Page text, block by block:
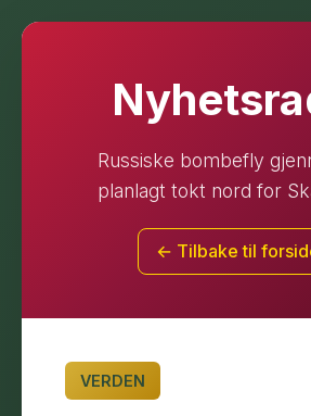
Russiske bombefly
planlagt tokt nord for
← Tilbake til
VERDEN